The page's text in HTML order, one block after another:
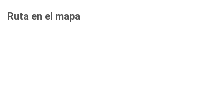
Ruta en el mapa